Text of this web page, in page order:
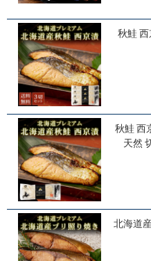
秋鮭
秋鮭 西
天然
北海道